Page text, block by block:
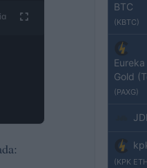
BTC
(KBTC)
Gold
(PAXG)
(KPK